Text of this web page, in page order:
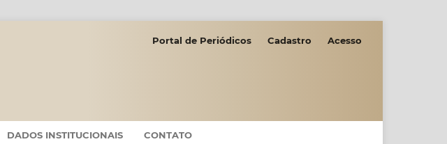
DADOS INSTITUCIONAIS CONTATO
Portal de Periódicos Cadastro Acesso